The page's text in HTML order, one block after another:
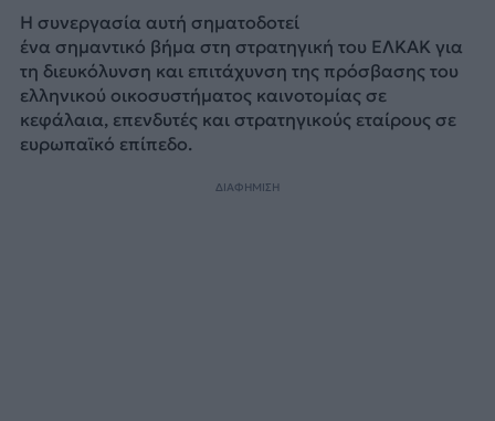
Η συνεργασία αυτή σηματοδοτεί
ένα σημαντικό βήμα στη στρατηγική του ΕΛΚΑΚ για
τη διευκόλυνση και επιτάχυνση της πρόσβασης του
ελληνικού οικοσυστήματος καινοτομίας σε
κεφάλαια, επενδυτές και στρατηγικούς εταίρους σε
ευρωπαϊκό επίπεδο.
ΔΙΑΦΗΜΙΣΗ